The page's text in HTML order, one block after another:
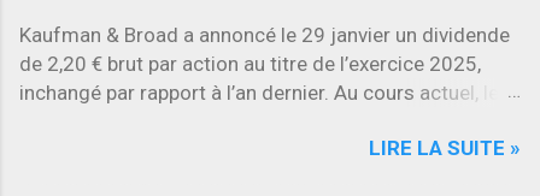
Kaufman & Broad a annoncé le 29 janvier un dividende
de 2,20 € brut par action au titre de l’exercice 2025,
inchangé par rapport à l’an dernier. Au cours actuel, le
LIRE LA SUITE »